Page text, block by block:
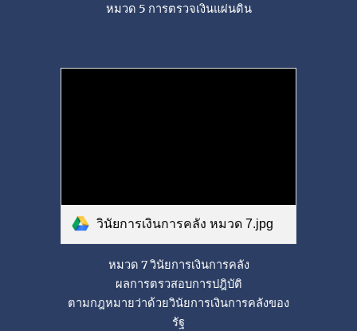
หมวด 5 การตรวจเงินแผ่นดิน
วินัยการเงินการคลัง หมวด 7.jpg
หมวด 7 วินัยการเงินการคลัง
ผลการตรวสอบการปฎิบัติ
ตามกฎหมายว่าด้วยวินัยการเงินการคลังของ
รัฐ